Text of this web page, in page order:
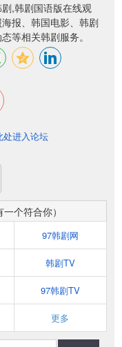
,韩剧国语版在线观
报、韩国电影、韩剧
等相关韩剧服务。
处进入论坛
个符合你）
97韩剧网
韩剧TV
97韩剧TV
更多